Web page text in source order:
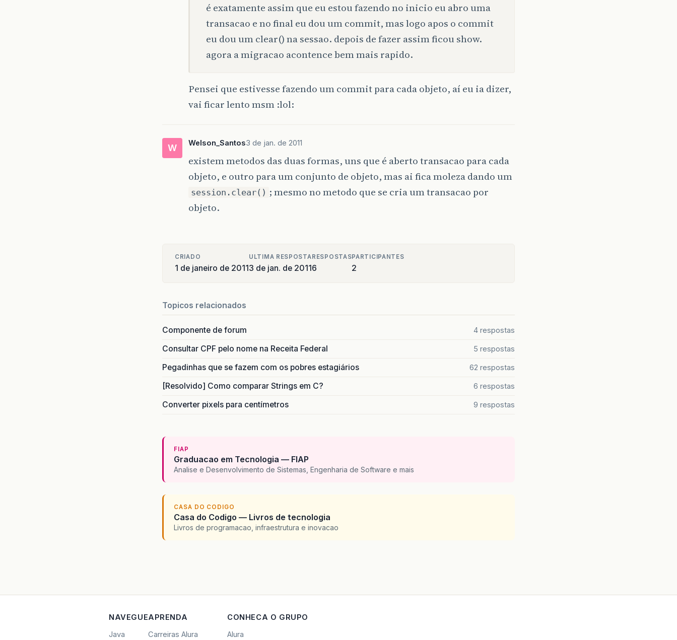
é exatamente assim que eu estou fazendo no inicio eu abro uma
transacao e no final eu dou um commit, mas logo apos o commit
eu dou um clear() na sessao. depois de fazer assim ficou show.
agora a migracao acontence bem mais rapido.
Pensei que estivesse fazendo um commit para cada objeto, aí eu ia dizer,
vai ficar lento msm :lol:
W Welson_Santos3 de jan. de 2011
existem metodos das duas formas, uns que é aberto transacao para cada
objeto, e outro para um conjunto de objeto, mas ai fica moleza dando um
session.clear() ; mesmo no metodo que se cria um transacao por
objeto.
CRIADO
1 de janeiro de 2011
ULTIMA RESPOSTA
3 de jan. de 2011
RESPOSTAS
6
PARTICIPANTES
2
Topicos relacionados
Componente de forum 4 respostas
Consultar CPF pelo nome na Receita Federal 5 respostas
Pegadinhas que se fazem com os pobres estagiários 62 respostas
[Resolvido] Como comparar Strings em C? 6 respostas
Converter pixels para centímetros 9 respostas
FIAP
Graduacao em Tecnologia — FIAP
Analise e Desenvolvimento de Sistemas, Engenharia de Software e mais
CASA DO CODIGO
Casa do Codigo — Livros de tecnologia
Livros de programacao, infraestrutura e inovacao
NAVEGUE
Java
APRENDA
Carreiras Alura
CONHECA O GRUPO
Alura